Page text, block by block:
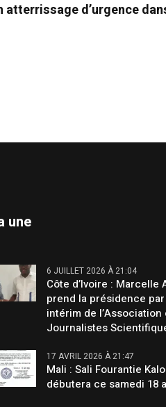
atterrissage d’urgence
une
6 JUILLET 2026 À 21:04
Côte d’Ivoire : Marcelle
prend la présidence par
intérim de l’Association
Journalistes
17 AVRIL 2026 À 21:47
Mali : Sali Fourantie Kalo
débutera ce samedi 18